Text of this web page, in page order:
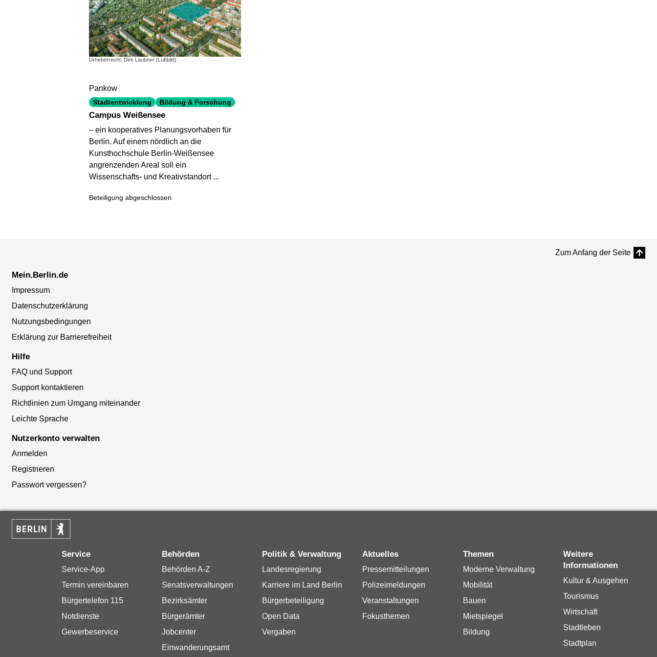
Urheberrecht: Dirk Laubner (Luftbild)
Pankow
Stadtentwicklung Bildung & Forschung
Campus Weißensee
– ein kooperatives Planungsvorhaben für
Berlin. Auf einem nördlich an die
Kunsthochschule Berlin-Weißensee
angrenzenden Areal soll ein
Wissenschafts- und Kreativstandort ...
Beteiligung abgeschlossen
Zum Anfang der Seite
Mein.Berlin.de
Impressum
Datenschutzerklärung
Nutzungsbedingungen
Erklärung zur Barrierefreiheit
Hilfe
FAQ und Support
Support kontaktieren
Richtlinien zum Umgang miteinander
Leichte Sprache
Nutzerkonto verwalten
Anmelden
Registrieren
Passwort vergessen?
Service
Service-App
Termin vereinbaren
Bürgertelefon 115
Notdienste
Gewerbeservice
Behörden
Behörden A-Z
Senatsverwaltungen
Bezirksämter
Bürgerämter
Jobcenter
Einwanderungsamt
Politik & Verwaltung
Landesregierung
Karriere im Land Berlin
Bürgerbeteiligung
Open Data
Vergaben
Aktuelles
Pressemitteilungen
Polizeimeldungen
Veranstaltungen
Fokusthemen
Themen
Moderne Verwaltung
Mobilität
Bauen
Mietspiegel
Bildung
Weitere
Informationen
Kultur & Ausgehen
Tourismus
Wirtschaft
Stadtleben
Stadtplan